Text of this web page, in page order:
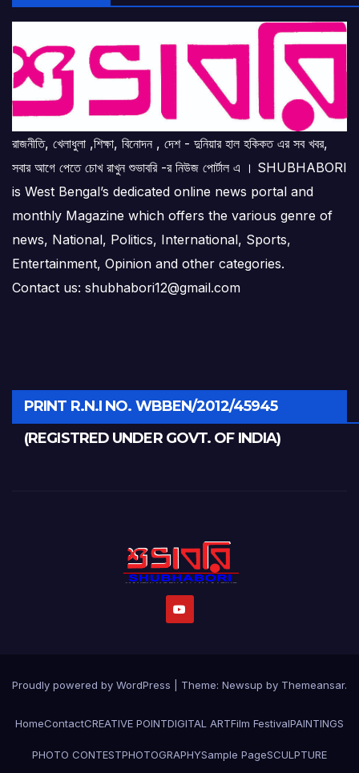
রাজনীতি, খেলাধুলা ,শিক্ষা, বিনোদন , দেশ - দুনিয়ার হাল হকিকত এর সব খবর,
সবার আগে পেতে চোখ রাখুন শুভাবরি -র নিউজ পোর্টাল এ । SHUBHABORI
is West Bengal’s dedicated online news portal and
monthly Magazine which offers the various genre of
news, National, Politics, International, Sports,
Entertainment, Opinion and other categories.
Contact us: shubhabori12@gmail.com
PRINT R.N.I NO. WBBEN/2012/45945
(REGISTRED UNDER GOVT. OF INDIA)
Proudly powered by WordPress Theme: Newsup by Themeansar.
HomeContactCREATIVE POINTDIGITAL ARTFilm FestivalPAINTINGS
PHOTO CONTESTPHOTOGRAPHYSample PageSCULPTURE